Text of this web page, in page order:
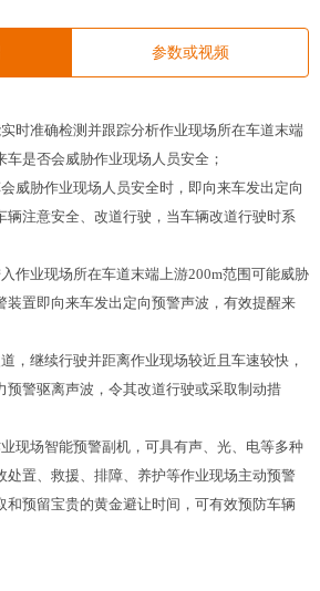
参数或视频
时准确检测并跟踪分析作业现场所在车道末端
是否会威胁作业现场人员安全；
威胁作业现场人员安全时，即向来车发出定向
辆注意安全、改道行驶，当车辆改道行驶时系
作业现场所在车道末端上游200m范围可能威胁
装置即向来车发出定向预警声波，有效提醒来
，继续行驶并距离作业现场较近且车速较快，
预警驱离声波，令其改道行驶或采取制动措
现场智能预警副机，可具有声、光、电等多种
处置、救援、排障、养护等作业现场主动预警
和预留宝贵的黄金避让时间，可有效预防车辆